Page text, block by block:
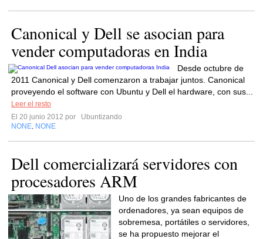
Canonical y Dell se asocian para
vender computadoras en India
Desde octubre de
2011 Canonical y Dell comenzaron a trabajar juntos. Canonical
proveyendo el software con Ubuntu y Dell el hardware, con sus...
Leer el resto
El 20 junio 2012 por
Ubuntizando
NONE NONE
Dell comercializará servidores con
procesadores ARM
Uno de los grandes fabricantes de
ordenadores, ya sean equipos de
sobremesa, portátiles o servidores,
se ha propuesto mejorar el